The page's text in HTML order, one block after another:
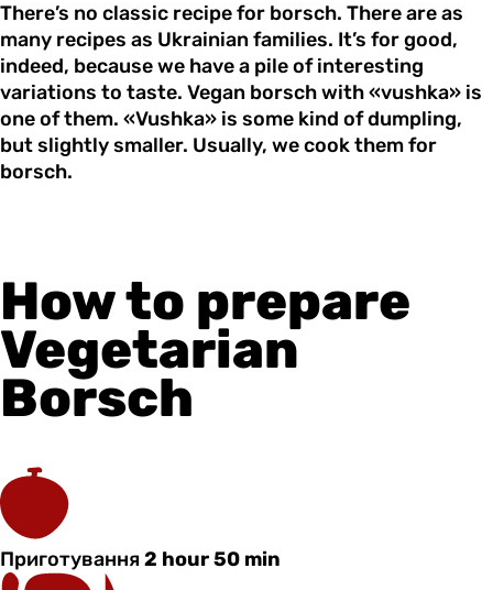
There’s no classic recipe for borsch. There are as
many recipes as Ukrainian families. It’s for good,
indeed, because we have a pile of interesting
variations to taste. Vegan borsch with «vushka» is
one of them. «Vushka» is some kind of dumpling,
but slightly smaller. Usually, we cook them for
borsch.
How to prepare
Vegetarian
Borsch
Приготування2 hour 50 min